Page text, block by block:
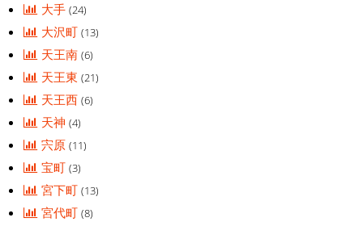
大手(24)
大沢町(13)
天王南(6)
天王東(21)
天王西(6)
天神(4)
宍原(11)
宝町(3)
宮下町(13)
宮代町(8)